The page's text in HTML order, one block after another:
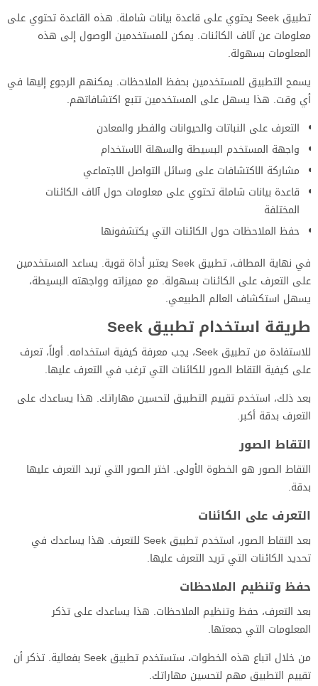
تطبيق Seek يحتوي على قاعدة بيانات شاملة. هذه القاعدة تحتوي على
معلومات عن آلاف الكائنات. يمكن للمستخدمين الوصول إلى هذه
المعلومات بسهولة.
يسمح التطبيق للمستخدمين بحفظ الملاحظات. يمكنهم الرجوع إليها في
أي وقت. هذا يسهل على المستخدمين تتبع اكتشافاتهم.
التعرف على النباتات والحيوانات والفطر والمعادن
واجهة المستخدم البسيطة والسهلة الاستخدام
مشاركة الاكتشافات على وسائل التواصل الاجتماعي
قاعدة بيانات شاملة تحتوي على معلومات حول آلاف الكائنات
المختلفة
حفظ الملاحظات حول الكائنات التي يكتشفونها
في نهاية المطاف، تطبيق Seek يعتبر أداة قوية. يساعد المستخدمين
على التعرف على الكائنات بسهولة. مع مميزاته وواجهته البسيطة،
يسهل استكشاف العالم الطبيعي.
طريقة استخدام تطبيق Seek
للاستفادة من تطبيق Seek، يجب معرفة كيفية استخدامه. أولاً، تعرف
على كيفية التقاط الصور للكائنات التي ترغب في التعرف عليها.
بعد ذلك، استخدم تقييم التطبيق لتحسين مهاراتك. هذا يساعدك على
التعرف بدقة أكبر.
التقاط الصور
التقاط الصور هو الخطوة الأولى. اختر الصور التي تريد التعرف عليها
بدقة.
التعرف على الكائنات
بعد التقاط الصور، استخدم تطبيق Seek للتعرف. هذا يساعدك في
تحديد الكائنات التي تريد التعرف عليها.
حفظ وتنظيم الملاحظات
بعد التعرف، حفظ وتنظيم الملاحظات. هذا يساعدك على تذكر
المعلومات التي جمعتها.
من خلال اتباع هذه الخطوات، ستستخدم تطبيق Seek بفعالية. تذكر أن
تقييم التطبيق مهم لتحسين مهاراتك.